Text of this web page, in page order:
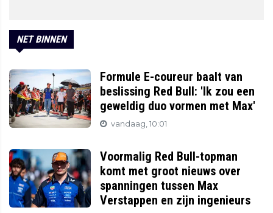
NET BINNEN
Formule E-coureur baalt van
beslissing Red Bull: 'Ik zou een
geweldig duo vormen met Max'
vandaag, 10:01
Voormalig Red Bull-topman
komt met groot nieuws over
spanningen tussen Max
Verstappen en zijn ingenieurs